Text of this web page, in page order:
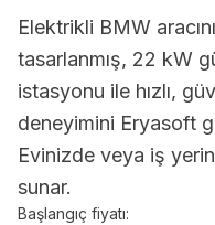
Elektrikli BMW
tasarlanmış, 22 kW
istasyonu ile hızlı,
deneyimini Eryasoft
Evinizde veya iş
sunar.
Başlangıç fiyatı: